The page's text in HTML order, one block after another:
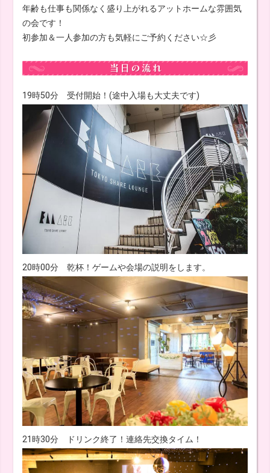
年齢も仕事も関係なく盛り上がれるアットホームな雰囲気
の会です！
初参加＆一人参加の方も気軽にご予約ください☆彡
19時50分 受付開始！(途中入場も大丈夫です)
20時00分 乾杯！ゲームや会場の説明をします。
21時30分 ドリンク終了！連絡先交換タイム！